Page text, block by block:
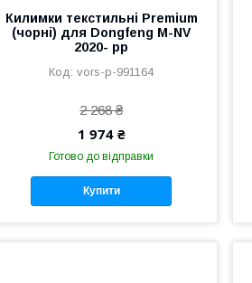
Килимки текстильні Premium
(чорні) для Dongfeng M-NV
2020- рр
vors-p-991164
2 268 ₴
1 974 ₴
Готово до відправки
Купити